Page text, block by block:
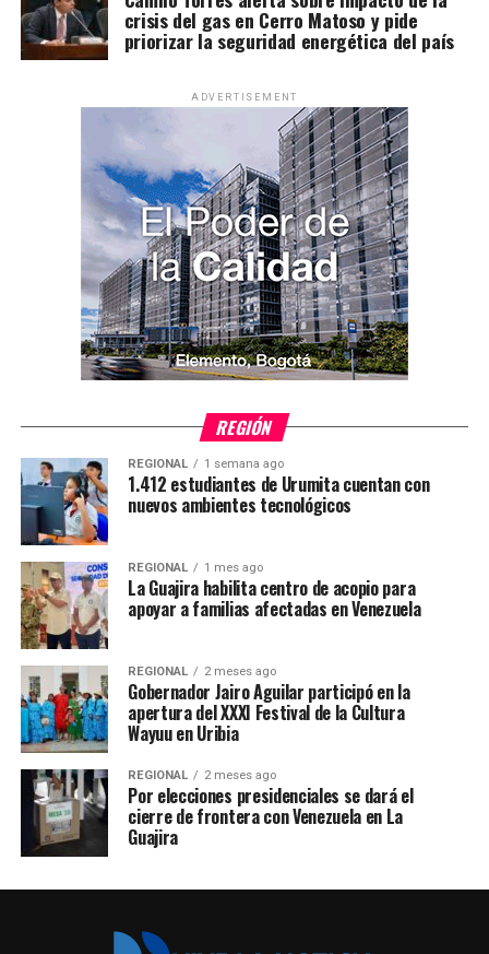
crisis del gas en Cerro Matoso y pide
priorizar la seguridad energética del país
ADVERTISEMENT
REGIÓN
REGIONAL 1 semana ago
1.412 estudiantes de Urumita cuentan con
nuevos ambientes tecnológicos
REGIONAL 1 mes ago
La Guajira habilita centro de acopio para
apoyar a familias afectadas en Venezuela
REGIONAL 2 meses ago
Gobernador Jairo Aguilar participó en la
apertura del XXXI Festival de la Cultura
Wayuu en Uribia
REGIONAL 2 meses ago
Por elecciones presidenciales se dará el
cierre de frontera con Venezuela en La
Guajira